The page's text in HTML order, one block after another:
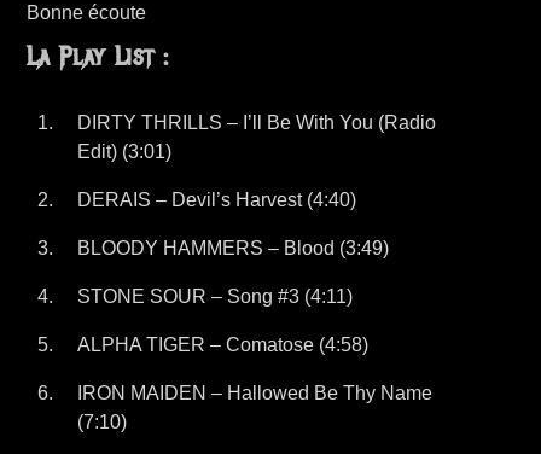
Bonne écoute
La Play List :
DIRTY THRILLS – I’ll Be With You (Radio
Edit) (3:01)
DERAIS – Devil’s Harvest (4:40)
BLOODY HAMMERS – Blood (3:49)
STONE SOUR – Song #3 (4:11)
ALPHA TIGER – Comatose (4:58)
IRON MAIDEN – Hallowed Be Thy Name
(7:10)